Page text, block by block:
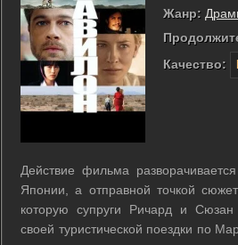
Жанр:
Качество:
Действие фильма
Японии, а отправной точкой
которую супруги Ричард и
своей туристической поездки по